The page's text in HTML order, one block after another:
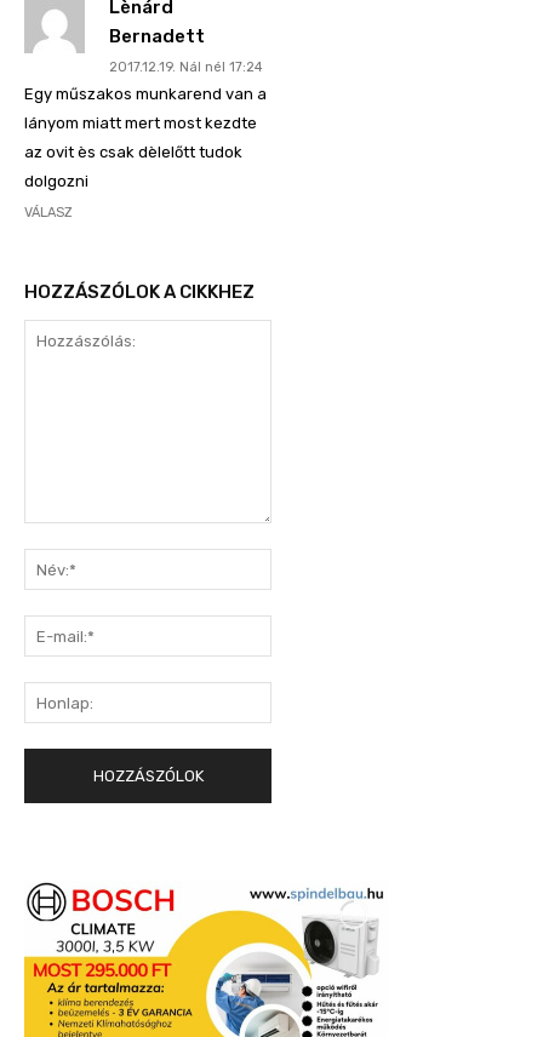
Lènárd
Bernadett
2017.12.19. Nál nél 17:24
Egy műszakos munkarend van a
lányom miatt mert most kezdte
az ovit ès csak dèlelőtt tudok
dolgozni
VÁLASZ
HOZZÁSZÓLOK A CIKKHEZ
mail:*